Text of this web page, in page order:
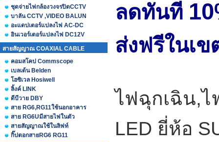
ชุดจ่ายไฟกล้องวงจรปิดCCTV
บาลัน CCTV ,VIDEO BALUN
อะแดปเตอร์แปลงไฟ AC-DC
อินเวอร์เตอร์แปลงไฟ DC12V
สายสัญญาณ COAXIAL CABLE
คอมสโคป Commscope
เบลเด้น Belden
โฮซิเวล Hosiwell
ลิ้งค์ LINK
ดีบีวาย DBY
สาย RG6,RG11ใช้นอกอาคาร
สาย RG6Uมีสายไฟในตัว
สายสัญญาณใช้ในลิฟท์
กิ๊ปตอกสายRG6 RG11
ลดทันที
ส่งฟรีในเข
ไฟฉุกเฉิน,ไ
LED ยี่ห้อ